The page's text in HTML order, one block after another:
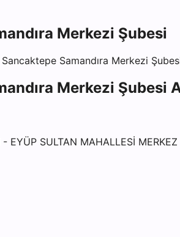
Merkezi Şubesi
Samandıra Merkezi
Merkezi Şubesi
EYÜP SULTAN MAHALLESİ